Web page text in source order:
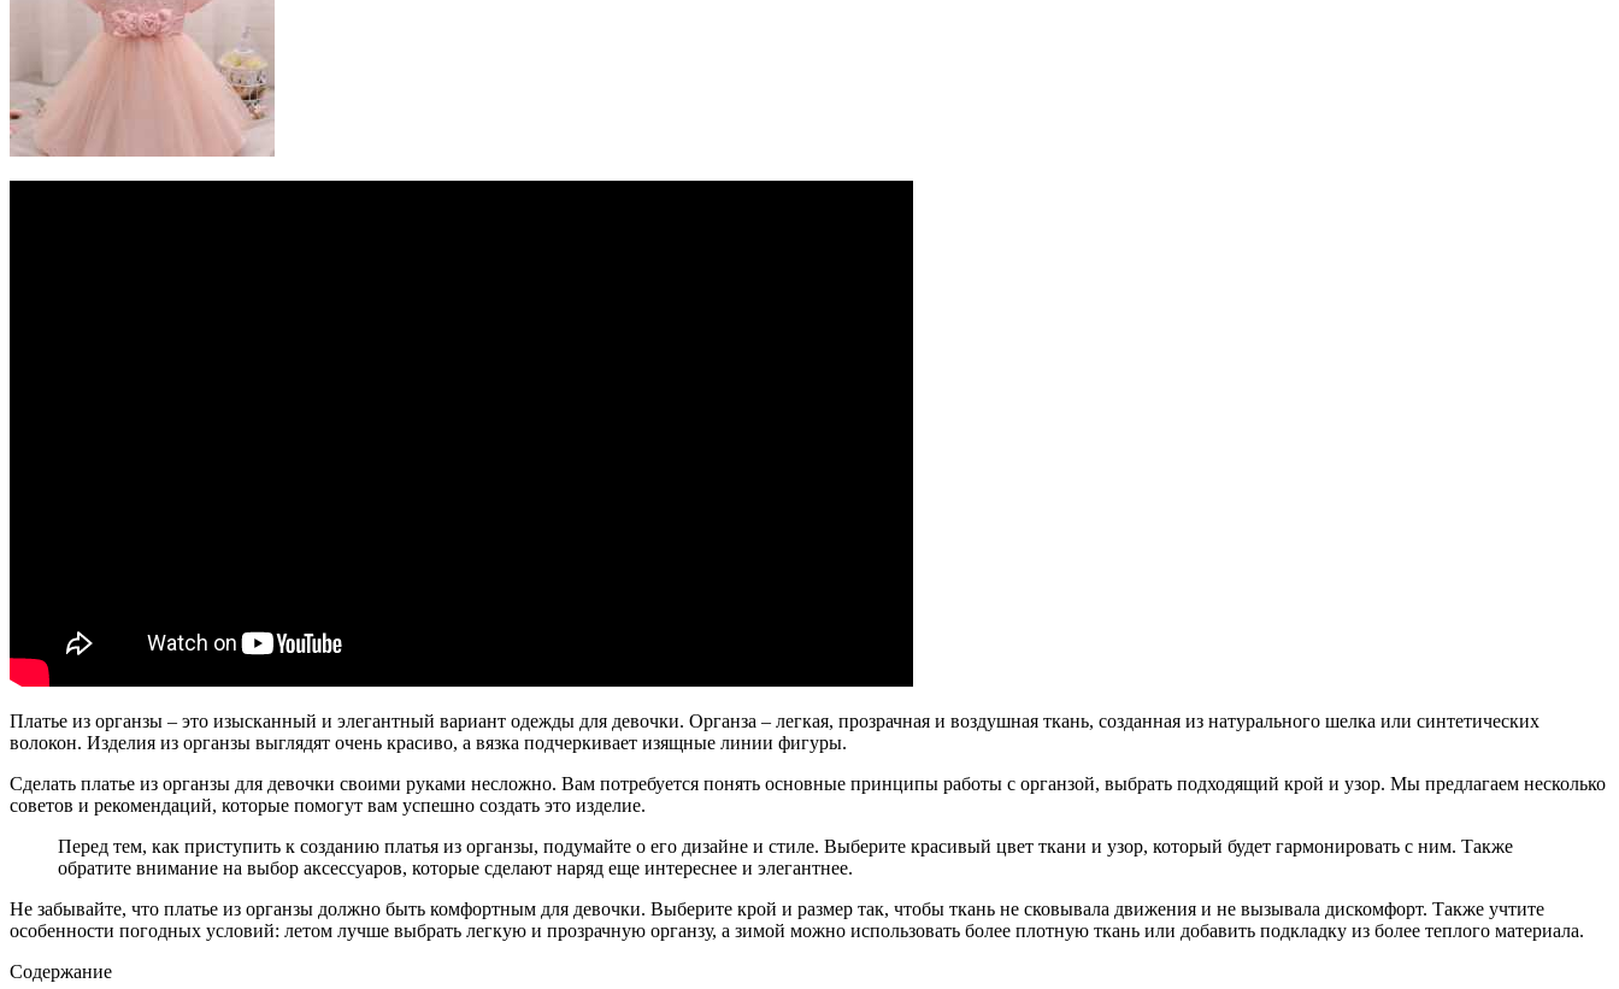
Платье из органзы – это изысканный и элегантный вариант одежды для девочки. Органза – легкая, прозрачная и воздушная ткань, созданная из натурального шелка или синтетических
волокон. Изделия из органзы выглядят очень красиво, а вязка подчеркивает изящные линии фигуры.
Сделать платье из органзы для девочки своими руками несложно. Вам потребуется понять основные принципы работы с органзой, выбрать подходящий крой и узор. Мы предлагаем несколько
советов и рекомендаций, которые помогут вам успешно создать это изделие.
Перед тем, как приступить к созданию платья из органзы, подумайте о его дизайне и стиле. Выберите красивый цвет ткани и узор, который будет гармонировать с ним. Также
обратите внимание на выбор аксессуаров, которые сделают наряд еще интереснее и элегантнее.
Не забывайте, что платье из органзы должно быть комфортным для девочки. Выберите крой и размер так, чтобы ткань не сковывала движения и не вызывала дискомфорт. Также учтите
особенности погодных условий: летом лучше выбрать легкую и прозрачную органзу, а зимой можно использовать более плотную ткань или добавить подкладку из более теплого материала.
Содержание